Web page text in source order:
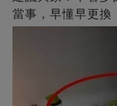
當事，早懂早更換